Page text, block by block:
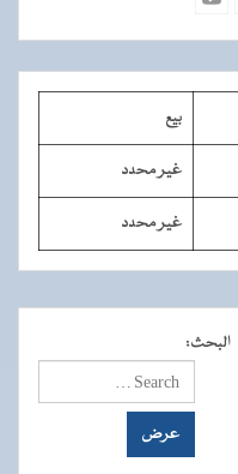
بيع
غير محدد
غير محدد
البحث: